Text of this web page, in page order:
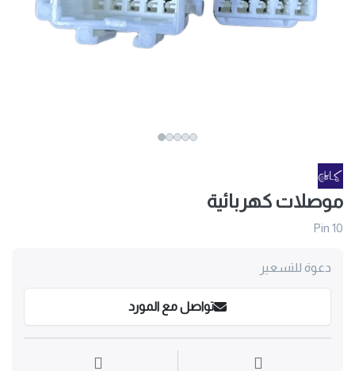
موصلات كهربائية
Pin 10
دعوة للتسعير
تواصل مع المورد